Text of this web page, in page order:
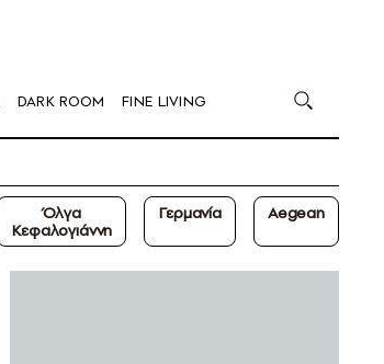
DARK ROOM FINE LIVING
Όλγα
Κεφαλογιάννη
Γερμανία Aegean